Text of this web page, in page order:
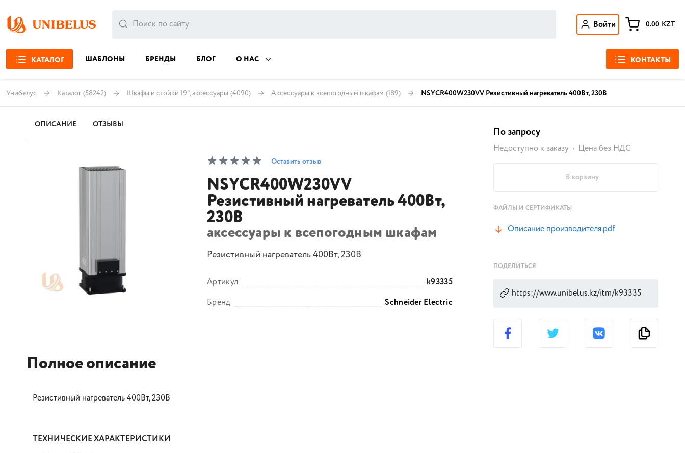
Войти 0.00 KZT
КАТАЛОГ ШАБЛОНЫ БРЕНДЫ БЛОГ О НАС КОНТАКТЫ
Унибелус Каталог (58242) Шкафы и стойки 19", аксессуары (4090) Аксессуары к всепогодным шкафам (189) NSYCR400W230VV Резистивный нагреватель 400Вт, 230В
ОПИСАНИЕ ОТЗЫВЫ
Оставить отзыв
NSYCR400W230VV
Резистивный нагреватель 400Вт,
230В
аксессуары к всепогодным шкафам
Резистивный нагреватель 400Вт, 230В
Артикул
k93335
Бренд
Schneider Electric
Полное описание
Резистивный нагреватель 400Вт, 230В
ТЕХНИЧЕСКИЕ ХАРАКТЕРИСТИКИ
По запросу
Недоступно к заказу Цена без НДС
В корзину
ФАЙЛЫ И СЕРТИФИКАТЫ
Описание производителя.pdf
ПОДЕЛИТЬСЯ